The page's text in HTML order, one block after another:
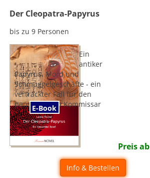
Der Cleopatra-Papyrus
bis zu 9 Personen
E-Book
Ein
antiker
Papyrus, Mord und
Schmuggelgeschäfte - ein
vertrackter Fall für den
pensionierten Kommissar
Preis ab
Info & Bestellen